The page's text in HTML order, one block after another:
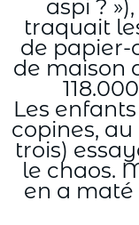
aspi ?
traquait
de papier-
de maison
Les
copines,
trois)
le chaos.
en a maté